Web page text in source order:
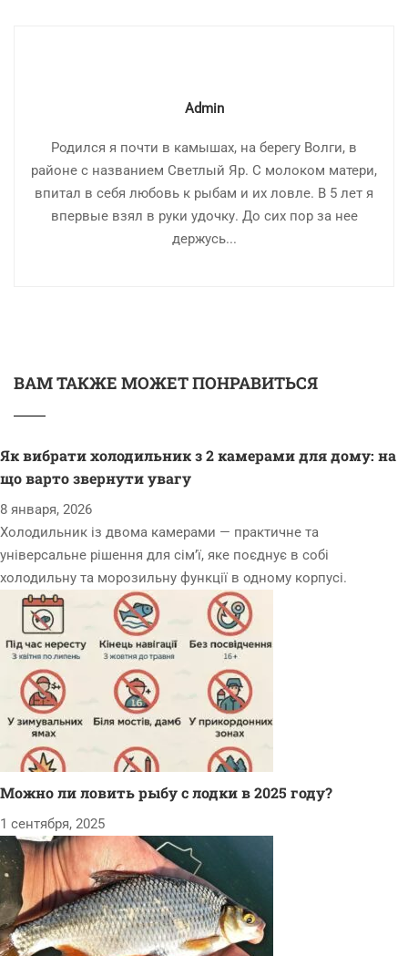
Admin
Родился я почти в камышах, на берегу Волги, в
районе с названием Светлый Яр. С молоком матери,
впитал в себя любовь к рыбам и их ловле. В 5 лет я
впервые взял в руки удочку. До сих пор за нее
держусь...
ВАМ ТАКЖЕ МОЖЕТ ПОНРАВИТЬСЯ
Як вибрати холодильник з 2 камерами для дому: на
що варто звернути увагу
8 января, 2026
Холодильник із двома камерами — практичне та
універсальне рішення для сім’ї, яке поєднує в собі
холодильну та морозильну функції в одному корпусі.
Можно ли ловить рыбу с лодки в 2025 году?
1 сентября, 2025